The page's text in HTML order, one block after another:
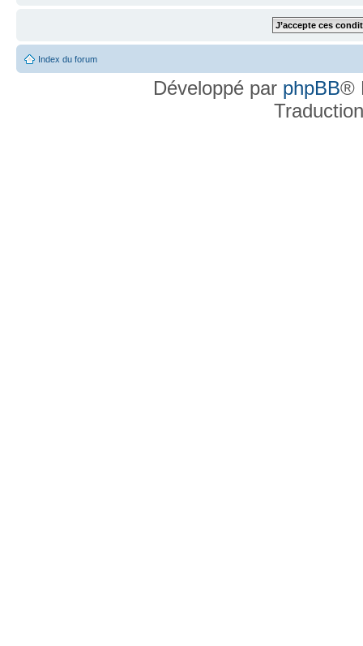
Index du forum
Développé par phpBB®